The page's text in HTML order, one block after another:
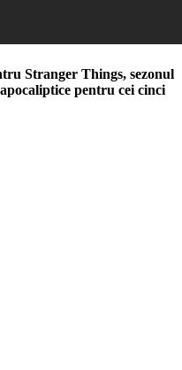
Stranger Things, sezonul
pentru cei cinci